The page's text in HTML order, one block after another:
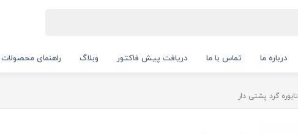
درباره ما تماس با ما دریافت پیش فاکتور وبلاگ راهنمای محصولات
تابوره گرد پشتی دار